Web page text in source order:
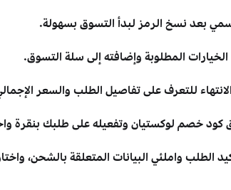
المطلوبة وإضافته إلى سلة التسوق.
للتعرف على تفاصيل الطلب والسعر
خصم لوكستيان وتفعيله على طلبك بنقرة
واملئي البيانات المتعلقة بالشحن،